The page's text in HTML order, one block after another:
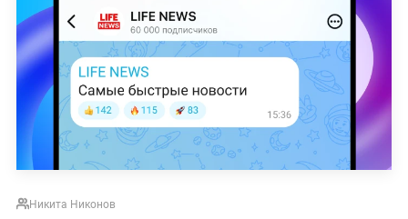
Никита Никонов